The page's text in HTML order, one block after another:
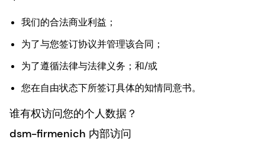
我们的合法商业利益；
为了与您签订协议并管理该合同；
为了遵循法律与法律义务；和/或
您在自由状态下所签订具体的知情同意书。
谁有权访问您的个人数据？
dsm-firmenich 内部访问